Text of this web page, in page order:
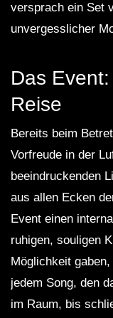
versprach ein Set
unvergesslicher
Das
Reise
Bereits beim
Vorfreude in der
beeindruckenden
aus allen Ecken
Event einen
ruhigen, souligen
Möglichkeit
jedem Song, den
im Raum, bis